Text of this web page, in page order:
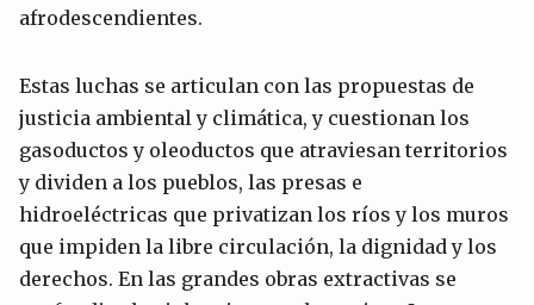
afrodescendientes.
Estas luchas se articulan con las propuestas de
justicia ambiental y climática, y cuestionan los
gasoductos y oleoductos que atraviesan territorios
y dividen a los pueblos, las presas e
hidroeléctricas que privatizan los ríos y los muros
que impiden la libre circulación, la dignidad y los
derechos. En las grandes obras extractivas se